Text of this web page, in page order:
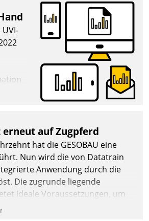
und
bei
auf Zugpferd
hat die GESOBAU eine
Nun wird die von Datatrain
Anwendung durch die
Die zugrunde liegende
ideale Voraussetzungen, um
App zu erweitern und weitere